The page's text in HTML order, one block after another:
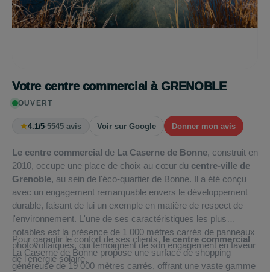
Votre centre commercial à GRENOBLE
OUVERT
★4.1/5·5545 avis Voir sur Google Donner mon avis
Le centre commercial de La Caserne de Bonne, construit en
2010, occupe une place de choix au cœur du centre-ville de
Grenoble, au sein de l'éco-quartier de Bonne. Il a été conçu
avec un engagement remarquable envers le développement
durable, faisant de lui un exemple en matière de respect de
l'environnement. L'une de ses caractéristiques les plus
notables est la présence de 1 000 mètres carrés de panneaux
photovoltaïques, qui témoignent de son engagement en faveur
de l'énergie solaire.
Pour garantir le confort de ses clients, le centre commercial
La Caserne de Bonne propose une surface de shopping
généreuse de 19 000 mètres carrés, offrant une vaste gamme